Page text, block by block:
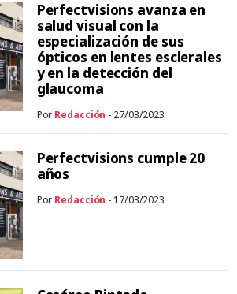
Perfectvisions avanza en
salud visual con la
especialización de sus
ópticos en lentes esclerales
y en la detección del
glaucoma
Por Redacción - 27/03/2023
Perfectvisions cumple 20
años
Por Redacción - 17/03/2023